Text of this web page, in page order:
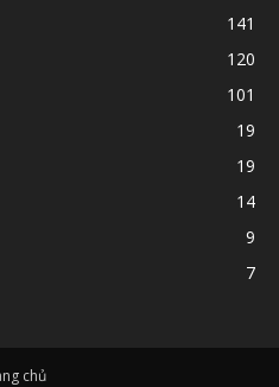
141
120
101
19
19
14
9
7
chủ